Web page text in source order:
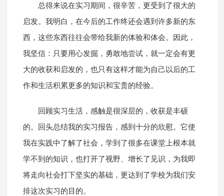
总得来说在实习期间，很辛苦，更受到了很大的
启发。我明白，在今后的工作终还会遇到许多新的东
西，这些东西往往会带给我新的体验和体会。因此，
我坚信：只要用心发掘，勇敢地尝试，就一定会有更
大的收获和启发的，也只有这样才能为自己以后的工
作和生活积累更多的知识和宝贵的经验。
回顾实习生活，感触是很深层的，收获是丰硕
的。回头总结我的实习报告，感到十分的欣慰。它使
我在实践中了解了社会，学到了很多在课堂上根本就
学不到的知识，也打开了视野、增长了见识，为我即
将走向社会打下坚实的基础，更达到了学校为我们安
排这次实习的目的。